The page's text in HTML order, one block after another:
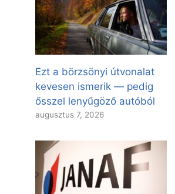
Ezt a börzsönyi útvonalat
kevesen ismerik — pedig
ősszel lenyűgöző autóból
augusztus 7, 2026